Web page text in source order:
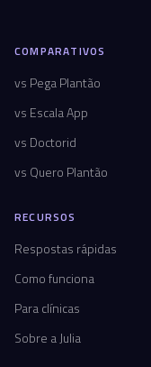
COMPARATIVOS
vs Pega Plantão
vs Escala App
vs Doctorid
vs Quero Plantão
RECURSOS
Respostas rápidas
Como funciona
Para clínicas
Sobre a Julia